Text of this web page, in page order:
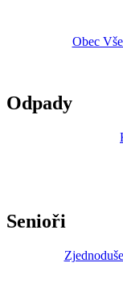
Obec
Odpady
Senioři